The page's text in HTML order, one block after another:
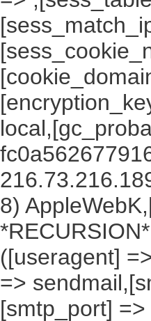
8)
([useragent]
=>
[smtp_port]